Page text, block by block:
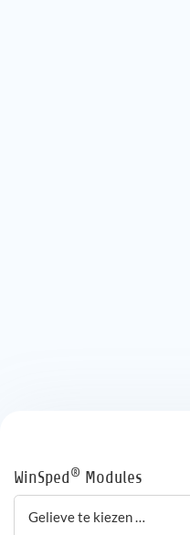
WinSped ® Modules